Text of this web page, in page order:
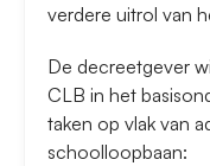
verdere uitrol van
De decreetgever
CLB in het
taken op vlak van
schoolloopbaan: